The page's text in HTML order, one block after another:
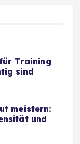
Training
sind
meistern:
und